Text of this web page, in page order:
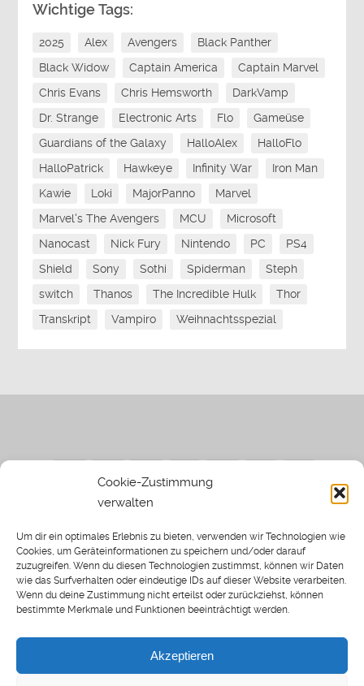
Cookie-Zustimmung
verwalten
Um dir ein optimales Erlebnis zu bieten, verwenden wir Technologien wie
Cookies, um Geräteinformationen zu speichern und/oder darauf
zuzugreifen. Wenn du diesen Technologien zustimmst, können wir Daten
wie das Surfverhalten oder eindeutige IDs auf dieser Website verarbeiten.
Wenn du deine Zustimmung nicht erteilst oder zurückziehst, können
bestimmte Merkmale und Funktionen beeinträchtigt werden.
Akzeptieren
Wichtige Tags:
2025 Alex Avengers
Black Panther
Black Widow
Captain America
Captain Marvel
Chris Evans
Chris Hemsworth
DarkVamp
Dr. Strange
Electronic Arts Flo
Gameüse
Guardians of the Galaxy
HalloAlex
HalloFlo
HalloPatrick
Hawkeye Infinity War
Iron Man
Kawie
Loki MajorPanno
Marvel
Marvel's The Avengers
MCU
Microsoft
Nanocast
Nick Fury Nintendo PC
PS4
Shield
Sony Sothi Spiderman
Steph
switch
Thanos The Incredible Hulk
Thor
Transkript
Vampiro Weihnachtsspezial
Spielwiese